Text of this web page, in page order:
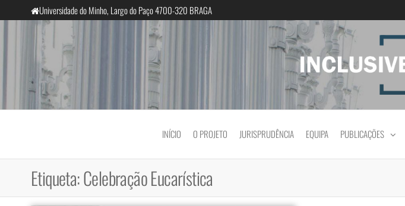
para
Universidade do Minho, Largo do Paço 4700-320 BRAGA
InclusiveCourts
INÍCIO O PROJETO JURISPRUDÊNCIA EQUIPA PUBLICAÇÕES
Etiqueta:Celebração Eucarística